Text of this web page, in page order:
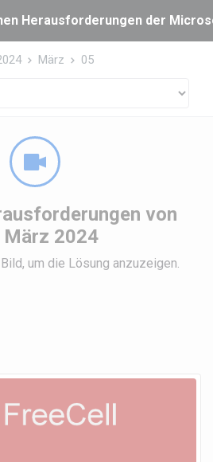
Herausforderungen der
März 05
von
März 2024
um die Lösung anzuzeigen.